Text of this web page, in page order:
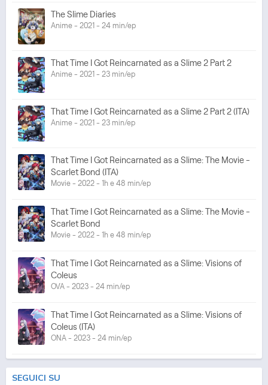
The Slime Diaries
Anime - 2021 - 24 min/ep
That Time I Got Reincarnated as a Slime 2 Part 2
Anime - 2021 - 23 min/ep
That Time I Got Reincarnated as a Slime 2 Part 2 (ITA)
Anime - 2021 - 23 min/ep
That Time I Got Reincarnated as a Slime: The Movie -
Scarlet Bond (ITA)
Movie - 2022 - 1h e 48 min/ep
That Time I Got Reincarnated as a Slime: The Movie -
Scarlet Bond
Movie - 2022 - 1h e 48 min/ep
That Time I Got Reincarnated as a Slime: Visions of
Coleus
OVA - 2023 - 24 min/ep
That Time I Got Reincarnated as a Slime: Visions of
Coleus (ITA)
ONA - 2023 - 24 min/ep
That Time I Got Reincarnated as a Slime 3 (ITA)
Anime - 2024 - 24 min/ep
SEGUICI SU